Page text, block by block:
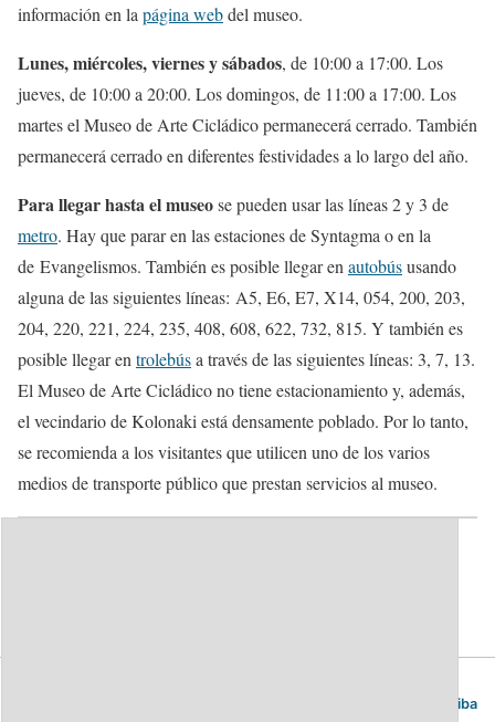
información en la página webdel museo.
Lunes, miércoles, viernes y sábados, de 10:00 a 17:00. Los
jueves, de 10:00 a 20:00. Los domingos, de 11:00 a 17:00. Los
martes el Museo de Arte Cicládico permanecerá cerrado. También
permanecerá cerrado en diferentes festividades a lo largo del año.
Para llegar hasta el museose pueden usar las líneas 2 y 3 de
metro. Hay que parar en las estaciones de Syntagma o en la
de Evangelismos. También es posible llegar en autobúsusando
alguna de las siguientes líneas: Α5, Ε6, Ε7, Χ14, 054, 200, 203,
204, 220, 221, 224, 235, 408, 608, 622, 732, 815. Y también es
posible llegar en trolebúsa través de las siguientes líneas: 3, 7, 13.
El Museo de Arte Cicládico no tiene estacionamiento y, además,
el vecindario de Kolonaki está densamente poblado. Por lo tanto,
se recomienda a los visitantes que utilicen uno de los varios
medios de transporte público que prestan servicios al museo.
Volver arriba